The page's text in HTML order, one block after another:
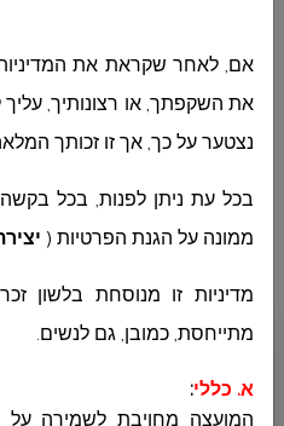
במדיניות הפרטיות המלאה באתר
ارسال איפוס
אם, לאחר שקראת את
את השקפתך, או רצונותיך,
נצטער על כך, אך זו זכותך
בכל עת ניתן לפנות, בכל בקשה
ממונה על הגנת הפרטיות (
מדיניות זו מנוסחת בלשון
מתייחסת, כמובן, גם לנשים.
א. כללי: